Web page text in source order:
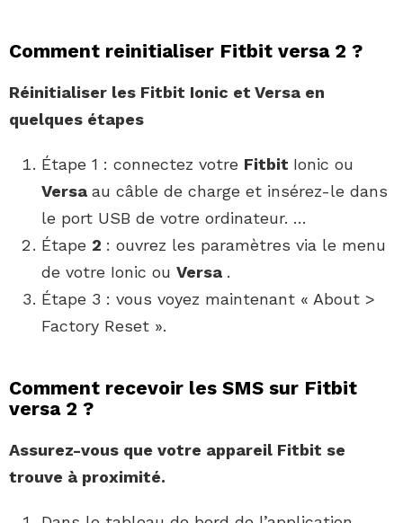
Comment reinitialiser Fitbit versa 2 ?
Réinitialiser les Fitbit Ionic et Versa en
quelques étapes
Étape 1 : connectez votre Fitbit Ionic ou
Versa au câble de charge et insérez-le dans
le port USB de votre ordinateur. …
Étape 2 : ouvrez les paramètres via le menu
de votre Ionic ou Versa .
Étape 3 : vous voyez maintenant « About >
Factory Reset ».
Comment recevoir les SMS sur Fitbit
versa 2 ?
Assurez-vous que votre appareil Fitbit se
trouve à proximité.